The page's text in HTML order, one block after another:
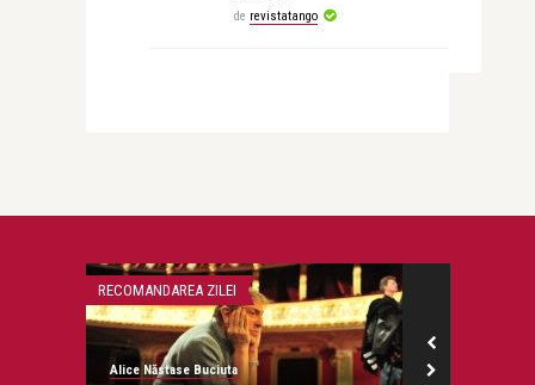
de revistatango
RECOMANDAREA ZILEI
Alice Năstase Buciuta